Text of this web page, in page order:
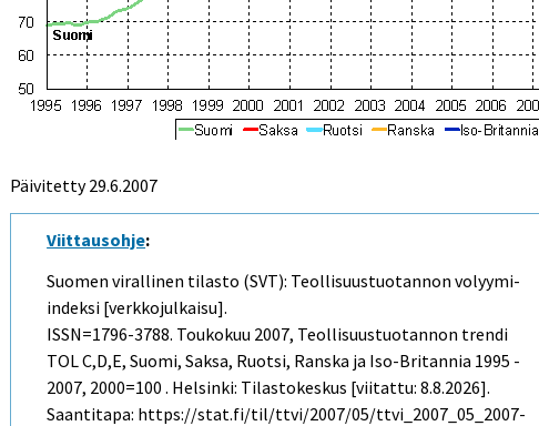
Päivitetty29.6.2007
Viittausohje:
Suomen virallinen tilasto (SVT): Teollisuustuotannon volyymi-
indeksi [verkkojulkaisu].
ISSN=1796-3788. Toukokuu 2007, Teollisuustuotannon trendi
TOL C,D,E, Suomi, Saksa, Ruotsi, Ranska ja Iso-Britannia 1995 -
2007, 2000=100 . Helsinki: Tilastokeskus [viitattu: 8.8.2026].
Saantitapa: https://stat.fi/til/ttvi/2007/05/ttvi_2007_05_2007-